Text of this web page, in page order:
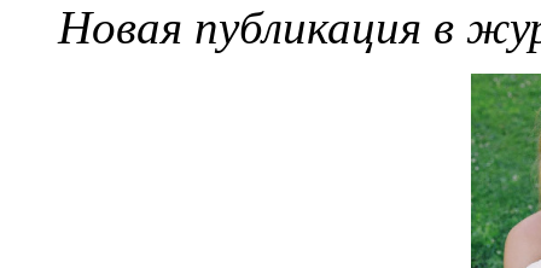
Новая публикация в